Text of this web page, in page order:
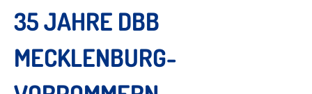
35 JAHRE DBB
MECKLENBURG-